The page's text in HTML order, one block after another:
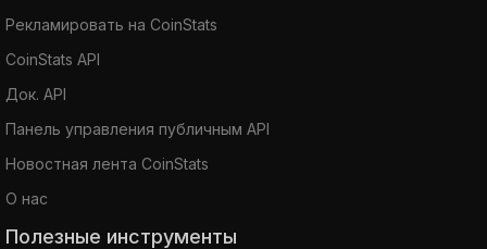
Рекламировать на CoinStats
CoinStats API
Док. API
Панель управления публичным API
Новостная лента CoinStats
О нас
Полезные инструменты